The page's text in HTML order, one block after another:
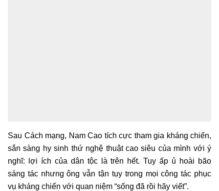
Sau Cách mạng, Nam Cao tích cực tham gia kháng chiến,
sắn sàng hy sinh thứ nghệ thuật cao siêu của mình với ý
nghĩ: lợi ích của dân tộc là trên hết. Tuy ấp ủ hoài bão
sáng tác nhưng ông vẫn tận tụy trong mọi công tác phục
vụ kháng chiến với quan niệm “sống đã rồi hãy viết”.